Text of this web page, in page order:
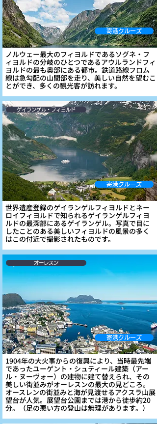
寄港クルーズ
ノルウェー最大のフィヨルドであるソグネ・フ
ィヨルドの分岐のひとつであるアウルランドフィ
ヨルドの最も奥部にある都市。鉄道路線フロム
線は急勾配の山間部を走り、美しい自然を望むこ
とができ、多くの観光客が訪れます。
ゲイランゲル・フィヨルド
寄港クルーズ
世界遺産登録のゲイランゲルフィヨルドとネー
ロイフィヨルドで知られるゲイランゲルフィヨ
ルドの最深部にあるゲイランゲル。写真で目に
したことのある美しいフィヨルドの風景の多く
はこの付近で撮影されたものです。
オーレスン
寄港クルーズ
1904年の大火事からの復興により、当時最先端
であったユーゲント・シュティール建築（アー
ル・ヌーヴォー）の建物に建て替えられ、その
美しい街並みがオーレスンの最大の見どころ。
オースレンの街並みと海が見渡せるアクスラ山展
望台が人気。展望台公園までは港から徒歩約20
分。（足の悪い方の登山は無理があります。）